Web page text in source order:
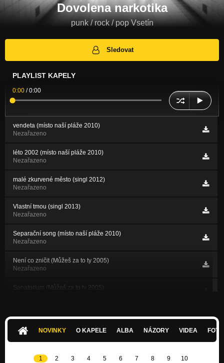
Dovolena narkotika
punk / rock / pop Vsetín
Sledovat
PLAYLIST KAPELY
0:00 /0:00
vendeta (místo naší pláže 2010)
Nezařazeno
léto 2002 (místo naší pláže 2010)
Nezařazeno
malé zkurvené město (singl 2012)
Nezařazeno
Vlastní tmou (singl 2013)
Nezařazeno
Separační song (místo naší pláže 2010)
Nezařazeno
Není co zničit (Můžeš za to ty 2005)
Nezařazeno
Sanatorium (Můžeš za to ty 2005)
Je čas jít (Můžeš za to ty 2005)
NOVINKY O KAPELE ALBA NÁZORY VIDEA
1 2 3 4 5 6 7 8 9 10